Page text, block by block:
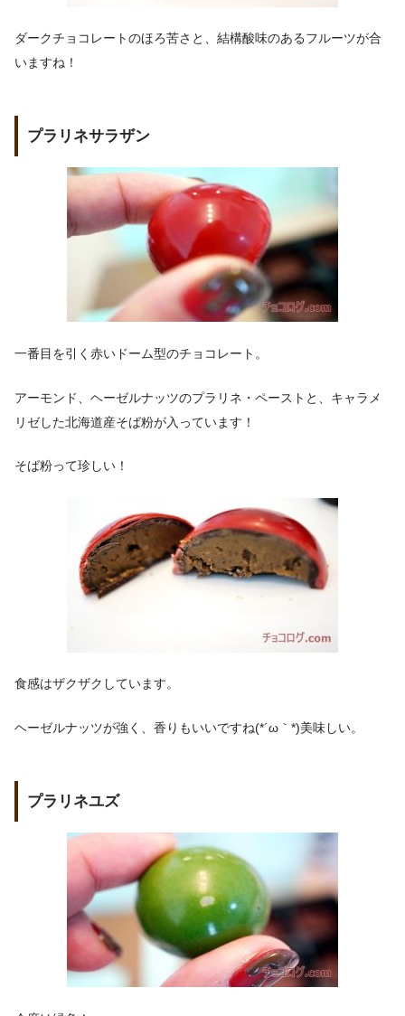
ダークチョコレートのほろ苦さと、結構酸味のあるフルーツが合
いますね！
プラリネサラザン
一番目を引く赤いドーム型のチョコレート。
アーモンド、ヘーゼルナッツのプラリネ・ペーストと、キャラメ
リゼした北海道産そば粉が入っています！
そば粉って珍しい！
食感はザクザクしています。
ヘーゼルナッツが強く、香りもいいですね(*´ω｀*)美味しい。
プラリネユズ